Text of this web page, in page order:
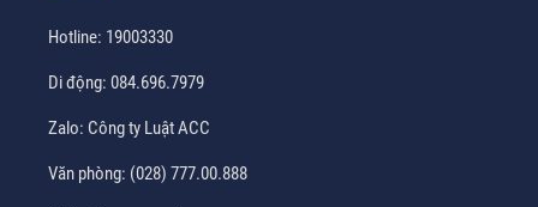
Hotline: 19003330
Di động: 084.696.7979
Zalo: Công ty Luật ACC
Văn phòng: (028) 777.00.888